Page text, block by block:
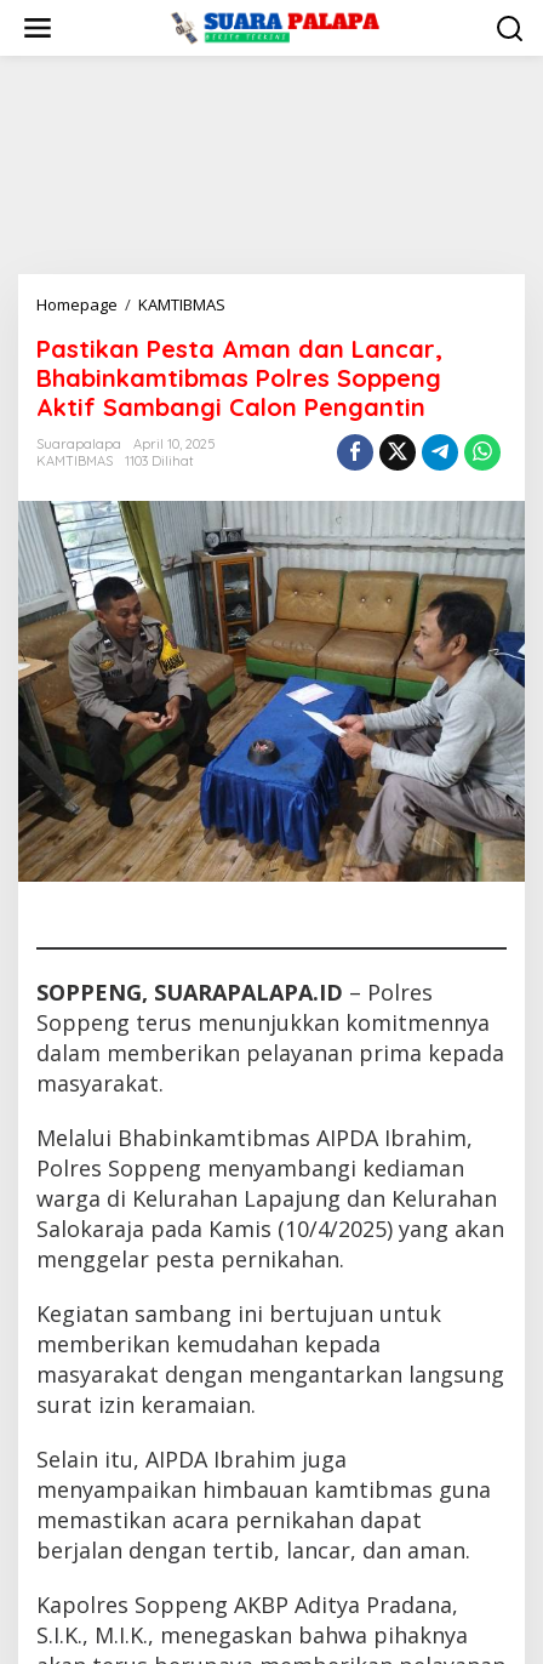
konten
Homepage / KAMTIBMAS
Aman
dan
Lancar,
Bhabinkamtibmas
Aktif
Sambangi
Calon
Pengantin
Pastikan Pesta Aman dan Lancar,
Bhabinkamtibmas Polres Soppeng
Aktif Sambangi Calon Pengantin
Suarapalapa
April 10, 2025
KAMTIBMAS
1103 Dilihat
SOPPENG, SUARAPALAPA.ID – Polres
Soppeng terus menunjukkan komitmennya
dalam memberikan pelayanan prima kepada
masyarakat.
Melalui Bhabinkamtibmas AIPDA Ibrahim,
Polres Soppeng menyambangi kediaman
warga di Kelurahan Lapajung dan Kelurahan
Salokaraja pada Kamis (10/4/2025) yang akan
menggelar pesta pernikahan.
Kegiatan sambang ini bertujuan untuk
memberikan kemudahan kepada
masyarakat dengan mengantarkan langsung
surat izin keramaian.
Selain itu, AIPDA Ibrahim juga
menyampaikan himbauan kamtibmas guna
memastikan acara pernikahan dapat
berjalan dengan tertib, lancar, dan aman.
Kapolres Soppeng AKBP Aditya Pradana,
S.I.K., M.I.K., menegaskan bahwa pihaknya